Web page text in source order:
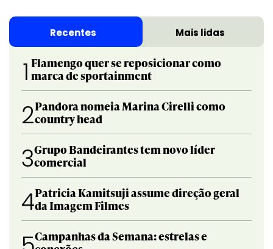
Recentes Mais lidas
1 Flamengo quer se reposicionar como
marca de sportainment
2Pandora nomeia Marina Cirelli como
country head
3Grupo Bandeirantes tem novo líder
comercial
4Patricia Kamitsuji assume direção geral
da Imagem Filmes
Campanhas da Semana: estrelas e